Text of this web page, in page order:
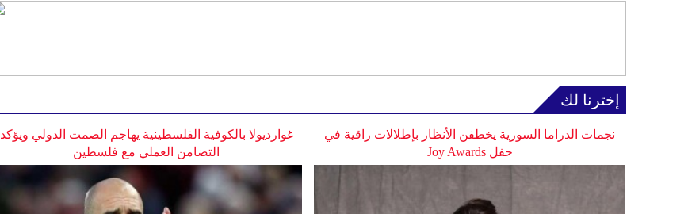
إخترنا لك
غوارديولا بالكوفية الفلسطينية يهاجم الصمت الدولي ويؤكد
التضامن العملي مع فلسطين
نجمات الدراما السورية يخطفن الأنظار بإطلالات راقية في
حفل Joy Awards